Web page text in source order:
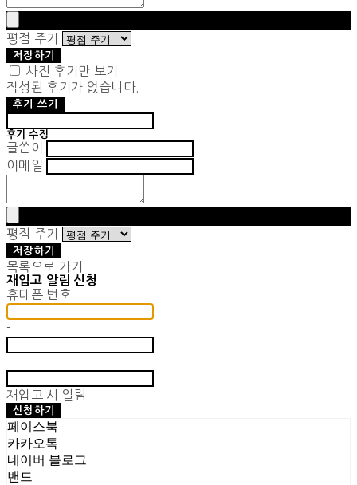
평점 주기
저장하기
사진 후기만 보기
작성된 후기가 없습니다.
후기 쓰기
후기 수정
글쓴이
이메일
평점 주기
저장하기
목록으로 가기
재입고 알림 신청
휴대폰 번호
-
-
재입고 시 알림
신청하기
페이스북
카카오톡
네이버 블로그
밴드